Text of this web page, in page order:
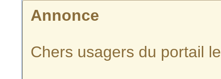
Annonce
Chers usagers du portail